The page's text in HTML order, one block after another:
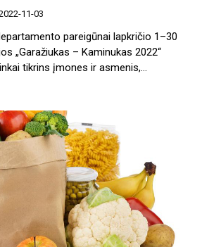
11-03
pareigūnai lapkričio 1–30
„Garažiukas – Kaminukas 2022“
tikrins įmones ir asmenis,…